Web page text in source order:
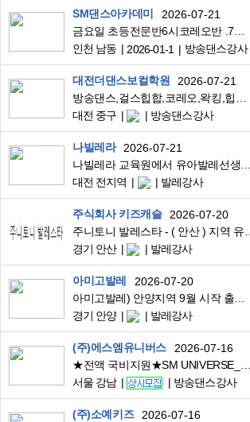
SM댄스아카데미
2026-07-21
금요일 초등전문반6시코레오반 .7시걸리쉬코레오
인천 남동
2026-01-1 방송댄스강사
대전더댄스보컬학원
2026-07-21
방송댄스,걸스힙합,코레오,왁킹,힙합 댄스 선생님을 구합니다
대전 중구
방송댄스강사
나빌레라
2026-07-21
나빌레라 교육원에서 유아발레선생님 구합니다.
대전 전지역
발레강사
주식회사 키즈캐슬
2026-07-20
주니토니 발레스
경기 안산
발레강사
아미고발레
2026-07-20
아미고발레) 안양지역 9월 시작 출강 강사님 구합니다! (스케줄 첨부)
경기 안양
발레강사
(주)에스엠유니버스
2026-07-16
★전액 국비지원★SM UNIVERSE_K-POP 댄스 지도자 양성과정 모집
서울 강남
방송댄스강사
(주)소예키즈
2026-07-16